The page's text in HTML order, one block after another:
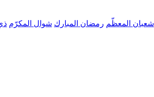
شعبان المعظّم رمضان المبارك شوال المكرّم